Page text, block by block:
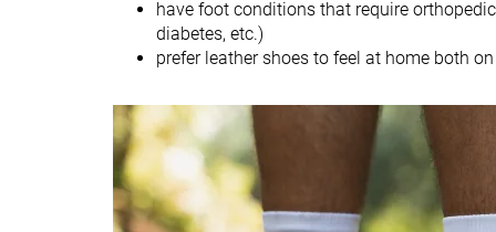
Senderismo de
un día
un día
principiantes
Orthotic friendly ✓
Drop laboratorio 12.1 mm 13.7 mm
have foot conditions that require
diabetes, etc.)
prefer leather shoes to feel at home both